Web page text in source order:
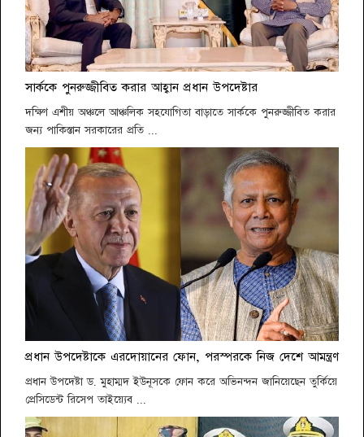
সার্ককে পুনরুজ্জীবিত করার আহ্বান প্রধান উপদেষ্টার
দক্ষিণ এশীয় অঞ্চলে আঞ্চলিক সহযোগিতা বাড়াতে সার্ককে পুনরুজ্জীবিত করার
জন্য পাকিস্তান সরকারের প্রতি ...
প্রধান উপদেষ্টাকে এরদোয়ানের ফোন, পরস্পরকে নিজ দেশে আমন্ত্রণ
প্রধান উপদেষ্টা ড. মুহাম্মদ ইউনূসকে ফোন করে অভিনন্দন জানিয়েছেন তুর্কিয়ে
প্রেসিডেন্ট রিসেপ তাইয়্যেব ...